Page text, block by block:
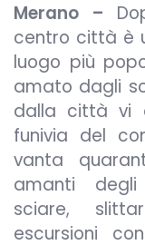
Merano –
centro città è
luogo più
amato dagli
dalla città vi
funivia del
vanta
amanti
sciare,
escursioni